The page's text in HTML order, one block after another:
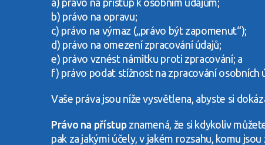
a) právo na přístup k osobním údajům;
b) právo na opravu;
c) právo na výmaz („právo být zapomenut“);
d) právo na omezení zpracování údajů;
e) právo vznést námitku proti zpracování; a
f) právo podat stížnost na zpracování osobních
Vaše práva jsou níže vysvětlena, abyste si
Právo na přístupznamená, že si kdykoliv
pak za jakými účely, v jakém rozsahu, komu